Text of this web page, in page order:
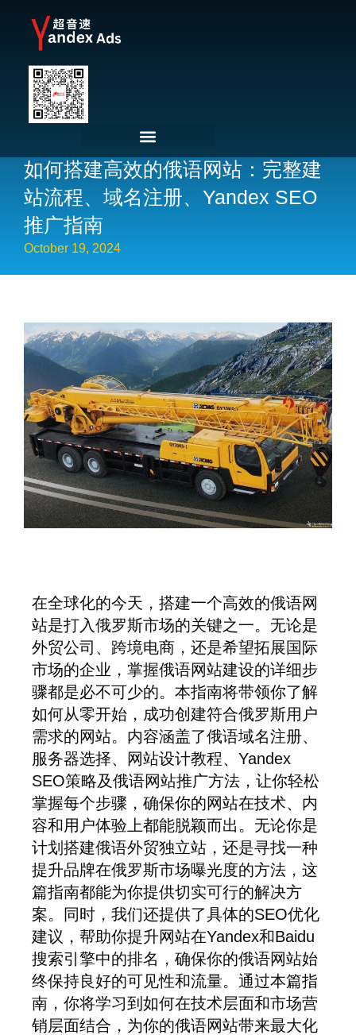
如何搭建高效的俄语网站：完整建
站流程、域名注册、Yandex SEO
推广指南
October 19, 2024
在全球化的今天，搭建一个高效的俄语网
站是打入俄罗斯市场的关键之一。无论是
外贸公司、跨境电商，还是希望拓展国际
市场的企业，掌握俄语网站建设的详细步
骤都是必不可少的。本指南将带领你了解
如何从零开始，成功创建符合俄罗斯用户
需求的网站。内容涵盖了俄语域名注册、
服务器选择、网站设计教程、Yandex
SEO策略及俄语网站推广方法，让你轻松
掌握每个步骤，确保你的网站在技术、内
容和用户体验上都能脱颖而出。无论你是
计划搭建俄语外贸独立站，还是寻找一种
提升品牌在俄罗斯市场曝光度的方法，这
篇指南都能为你提供切实可行的解决方
案。同时，我们还提供了具体的SEO优化
建议，帮助你提升网站在Yandex和Baidu
搜索引擎中的排名，确保你的俄语网站始
终保持良好的可见性和流量。通过本篇指
南，你将学习到如何在技术层面和市场营
销层面结合，为你的俄语网站带来最大化